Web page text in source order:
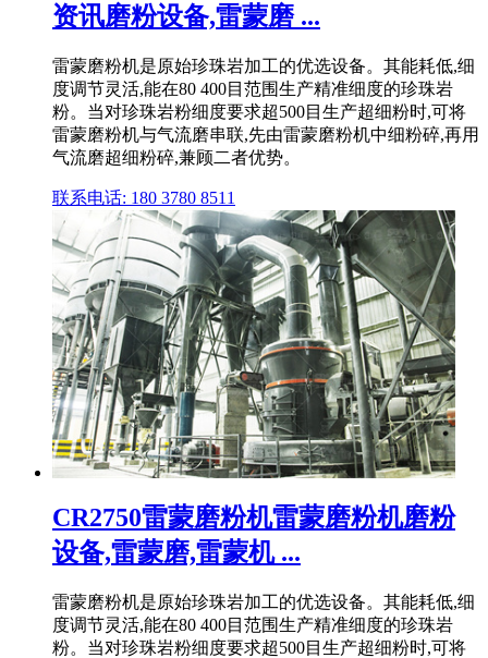
资讯磨粉设备,雷蒙磨 ...
雷蒙磨粉机是原始珍珠岩加工的优选设备。其能耗低,细
度调节灵活,能在80 400目范围生产精准细度的珍珠岩
粉。当对珍珠岩粉细度要求超500目生产超细粉时,可将
雷蒙磨粉机与气流磨串联,先由雷蒙磨粉机中细粉碎,再用
气流磨超细粉碎,兼顾二者优势。
联系电话: 180 3780 8511
CR2750雷蒙磨粉机雷蒙磨粉机磨粉
设备,雷蒙磨,雷蒙机 ...
雷蒙磨粉机是原始珍珠岩加工的优选设备。其能耗低,细
度调节灵活,能在80 400目范围生产精准细度的珍珠岩
粉。当对珍珠岩粉细度要求超500目生产超细粉时,可将